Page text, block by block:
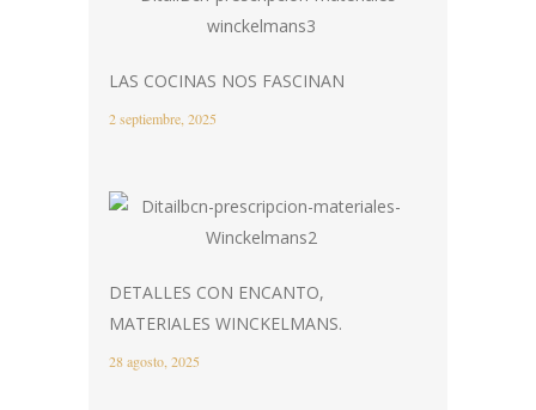
LAS COCINAS NOS FASCINAN
2 septiembre, 2025
DETALLES CON ENCANTO,
MATERIALES WINCKELMANS.
28 agosto, 2025